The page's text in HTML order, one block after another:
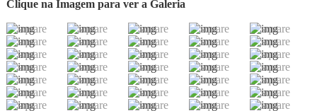
Clique na Imagem para ver a Galeria